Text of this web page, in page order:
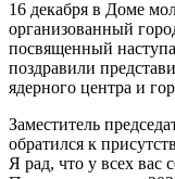
16 декабря в Доме
организованный
посвященный
поздравили
ядерного центра и
Заместитель
обратился к
Я рад, что у всех вас